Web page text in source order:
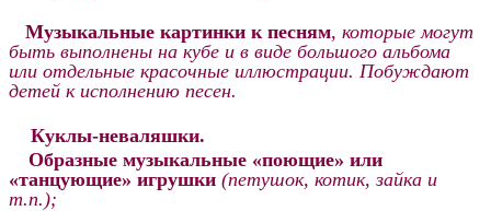
Музыкальные картинки к песням, которые могут
быть выполнены на кубе и в виде большого альбома
или отдельные красочные иллюстрации. Побуждают
детей к исполнению песен.
Куклы-неваляшки.
Образные музыкальные «поющие» или
«танцующие» игрушки (петушок, котик, зайка и
т.п.);